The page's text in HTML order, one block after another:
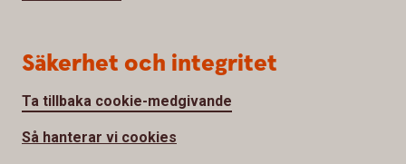
Säkerhet och integritet
Ta tillbaka cookie-medgivande
Så hanterar vi cookies